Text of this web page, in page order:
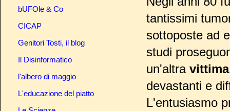
tantissimi
sottoposte ad
studi
un'altra vittima
devastanti e
L'entusiasmo
bUFOle & Co
CICAP
Genitori Tosti, il blog
Il Disinformatico
l'albero di maggio
L'educazione del piatto